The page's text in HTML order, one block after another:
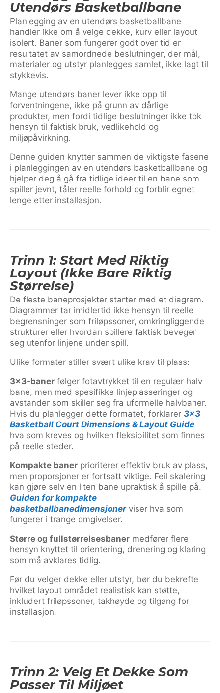
Utendørs Basketballbane
Planlegging av en utendørs basketballbane
handler ikke om å velge dekke, kurv eller layout
isolert. Baner som fungerer godt over tid er
resultatet av samordnede beslutninger, der mål,
materialer og utstyr planlegges samlet, ikke lagt til
stykkevis.
Mange utendørs baner lever ikke opp til
forventningene, ikke på grunn av dårlige
produkter, men fordi tidlige beslutninger ikke tok
hensyn til faktisk bruk, vedlikehold og
miljøpåvirkning.
Denne guiden knytter sammen de viktigste fasene
i planleggingen av en utendørs basketballbane og
hjelper deg å gå fra tidlige ideer til en bane som
spiller jevnt, tåler reelle forhold og forblir egnet
lenge etter installasjon.
Trinn 1: Start Med Riktig
Layout (ikke Bare Riktig
Størrelse)
De fleste baneprosjekter starter med et diagram.
Diagrammer tar imidlertid ikke hensyn til reelle
begrensninger som friløpssoner, omkringliggende
strukturer eller hvordan spillere faktisk beveger
seg utenfor linjene under spill.
Ulike formater stiller svært ulike krav til plass:
3×3-baner følger fotavtrykket til en regulær halv
bane, men med spesifikke linjeplasseringer og
avstander som skiller seg fra uformelle halvbaner.
Hvis du planlegger dette formatet, forklarer 3×3
Basketball Court Dimensions & Layout Guide
hva som kreves og hvilken fleksibilitet som finnes
på reelle steder.
Kompakte baner prioriterer effektiv bruk av plass,
men proporsjoner er fortsatt viktige. Feil skalering
kan gjøre selv en liten bane upraktisk å spille på.
Guiden for kompakte
basketballbanedimensjonerviser hva som
fungerer i trange omgivelser.
Større og fullstørrelsesbaner medfører flere
hensyn knyttet til orientering, drenering og klaring
som må avklares tidlig.
Før du velger dekke eller utstyr, bør du bekrefte
hvilket layout området realistisk kan støtte,
inkludert friløpssoner, takhøyde og tilgang for
installasjon.
Trinn 2: Velg Et Dekke Som
Passer Til Miljøet